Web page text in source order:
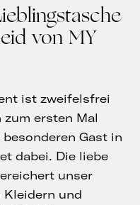
von MY
ist zweifelsfrei
zum ersten Mal
Gast in
dabei. Die liebe
unser
und